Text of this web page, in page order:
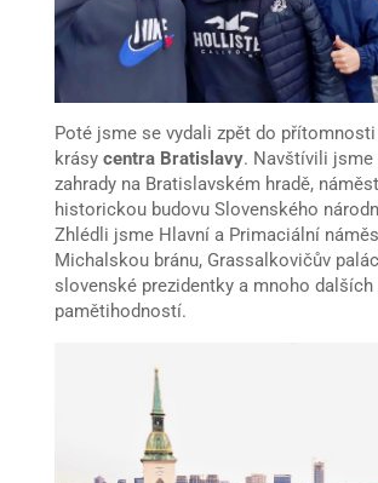
Poté jsme se vydali zpět do
krásy centra Bratislavy. Navštívili
zahrady na Bratislavském hradě,
historickou budovu Slovenského
Zhlédli jsme Hlavní a Primaciální
Michalskou bránu, Grassalkovičův
slovenské prezidentky a mnoho dalších
pamětihodností.